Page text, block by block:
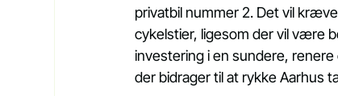
privatbil nummer 2. Det vil
cykelstier, ligesom der vil være
investering i en sundere,
der bidrager til at rykke Aarhus